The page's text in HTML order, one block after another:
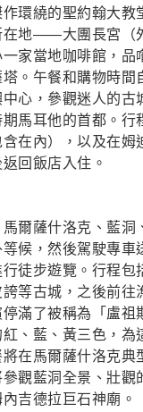
環繞的聖約翰大教
在地——大團長宮（
家當地咖啡館，品
。午餐和購物時間
心，參觀迷人的古
馬耳他的首都。行
在內），以及在姆
回飯店入住。
爾薩什洛克、藍洞
候，然後駕駛專車
徒步遊覽。行程包
誇等古城，之後前往
滿了被稱為「盧祖
、藍、黃三色，為
在馬爾薩什洛克典
觀藍洞全景、壯觀
吉德拉巨石神廟。